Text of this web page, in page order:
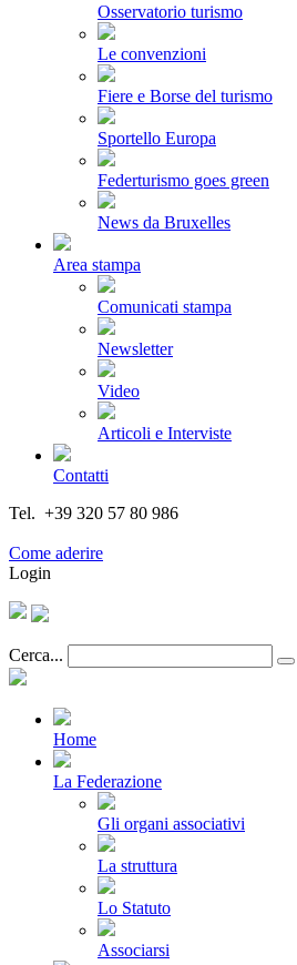
Osservatorio turismo
Le convenzioni
Fiere e Borse del turismo
Sportello Europa
Federturismo goes green
News da Bruxelles
Area stampa
Comunicati stampa
Newsletter
Video
Articoli e Interviste
Contatti
Tel. +39 320 57 80 986
Come aderire
Login
Cerca...
Home
La Federazione
Gli organi associativi
La struttura
Lo Statuto
Associarsi